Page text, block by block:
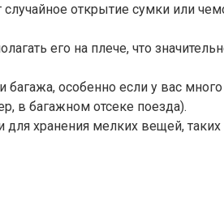
открытие сумки или
его на плече, что
особенно если у вас
в багажном отсеке поезда).
хранения мелких вещей,